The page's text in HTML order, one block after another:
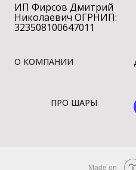
ИП Фирсов Дмитрий
Николаевич ОГРНИП:
323508100647011
О КОМПАНИИ
ПРО ШАРЫ
Made on